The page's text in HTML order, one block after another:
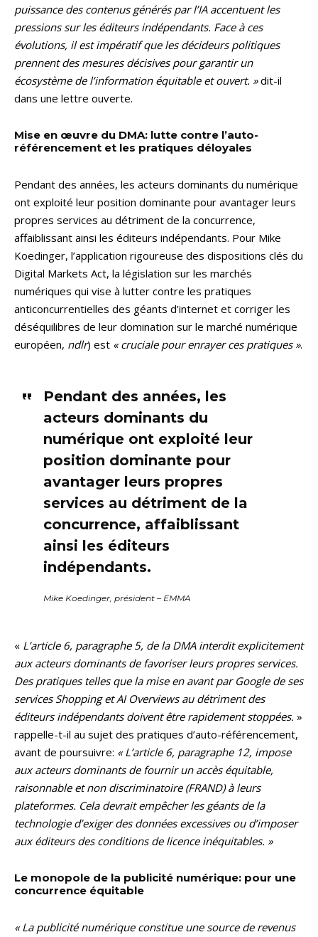
puissance des contenus générés par l’IA accentuent les
pressions sur les éditeurs indépendants. Face à ces
évolutions, il est impératif que les décideurs politiques
prennent des mesures décisives pour garantir un
écosystème de l’information équitable et ouvert. »dit-il
dans une lettre ouverte.
Mise en œuvre du DMA: lutte contre l’auto-
référencement et les pratiques déloyales
Pendant des années, les acteurs dominants du numérique
ont exploité leur position dominante pour avantager leurs
propres services au détriment de la concurrence,
affaiblissant ainsi les éditeurs indépendants. Pour Mike
Koedinger, l’application rigoureuse des dispositions clés du
Digital Markets Act, la législation sur les marchés
numériques qui vise à lutter contre les pratiques
anticoncurrentielles des géants d’internet et corriger les
déséquilibres de leur domination sur le marché numérique
européen, ndlr) est « cruciale pour enrayer ces pratiques ».
Pendant des années, les
acteurs dominants du
numérique ont exploité leur
position dominante pour
avantager leurs propres
services au détriment de la
concurrence, affaiblissant
ainsi les éditeurs
indépendants.
Mike Koedinger, président – EMMA
« L’article 6, paragraphe 5, de la DMA interdit explicitement
aux acteurs dominants de favoriser leurs propres services.
Des pratiques telles que la mise en avant par Google de ses
services Shopping et AI Overviews au détriment des
éditeurs indépendants doivent être rapidement stoppées. »
rappelle-t-il au sujet des pratiques d’auto-référencement,
avant de poursuivre: « L’article 6, paragraphe 12, impose
aux acteurs dominants de fournir un accès équitable,
raisonnable et non discriminatoire (FRAND) à leurs
plateformes. Cela devrait empêcher les géants de la
technologie d’exiger des données excessives ou d’imposer
aux éditeurs des conditions de licence inéquitables. »
Le monopole de la publicité numérique: pour une
concurrence équitable
« La publicité numérique constitue une source de revenus